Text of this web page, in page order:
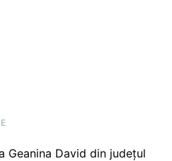
Geanina David din județul